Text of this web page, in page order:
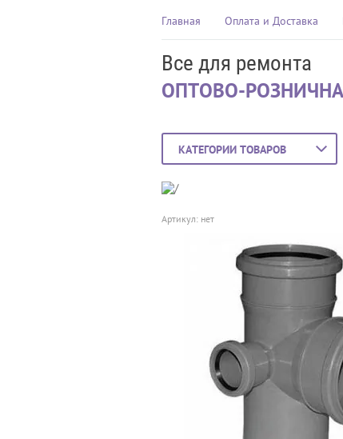
Главная Оплата и Доставка
Все для ремонта
ОПТОВО-
КАТЕГОРИИ ТОВАРОВ
Артикул: нет